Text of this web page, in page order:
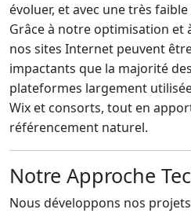
évoluer, et avec unetrès
Grâce à notre optimisation et
nos sites Internet peuvent
impactants que la majorité
plateformes largement
Wix et consorts, tout en
référencement naturel.
Notre Approche
Nous développons nos